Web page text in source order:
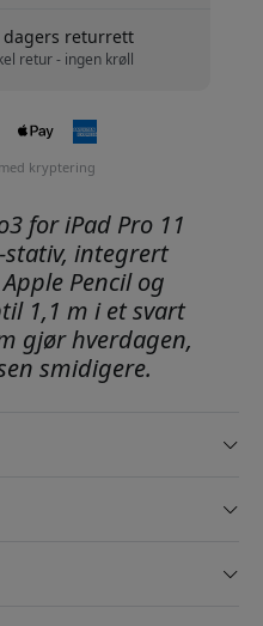
dagers returrett
retur - ingen krøll
kryptering
for iPad Pro 11
integrert
Pencil og
1,1 m i et svart
gjør hverdagen,
smidigere.